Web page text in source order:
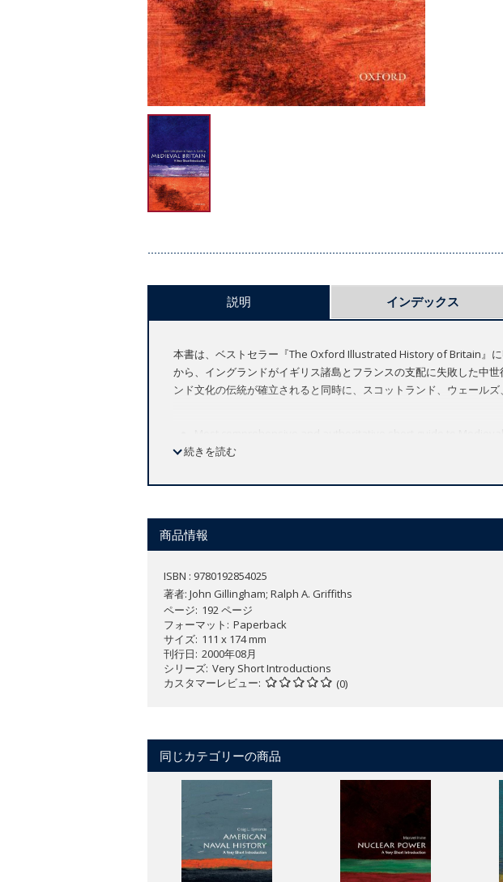
説明 インデックス
本書は、ベストセラー『The Oxford Illustrated History of Britain』
から、イングランドがイギリス諸島とフランスの支配に失敗した中
ンド文化の伝統が確立されると同時に、スコットランド、ウェール
Highly acclaimed text, first published in the best-selling
Indispensable for students and general readers
First published as part of the best-selling
Medieval Britaincovers the establishment of the Anglo-Norman
too, of growing definition of Englishness and of a distinctive English
続きを読む
商品情報
ISBN : 9780192854025
著者: John Gillingham; Ralph A. Griffiths
ページ 192 ページ
フォーマット
Paperback
サイズ 111 x 174 mm
刊行日 2000年08月
シリーズ Very Short Introductions
カスタマーレビュー
(0)
同じカテゴリーの商品